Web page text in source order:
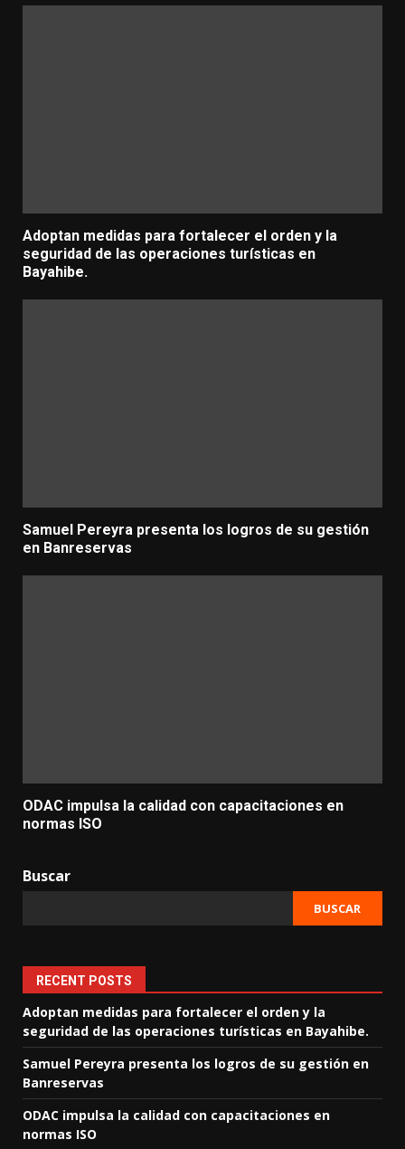
Adoptan medidas para fortalecer el orden y la
seguridad de las operaciones turísticas en
Bayahibe.
Samuel Pereyra presenta los logros de su gestión
en Banreservas
ODAC impulsa la calidad con capacitaciones en
normas ISO
Buscar
BUSCAR
RECENT POSTS
Adoptan medidas para fortalecer el orden y la
seguridad de las operaciones turísticas en Bayahibe.
Samuel Pereyra presenta los logros de su gestión en
Banreservas
ODAC impulsa la calidad con capacitaciones en
normas ISO